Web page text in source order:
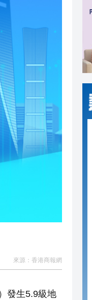
來源： 香港商報網
發生5.9級地